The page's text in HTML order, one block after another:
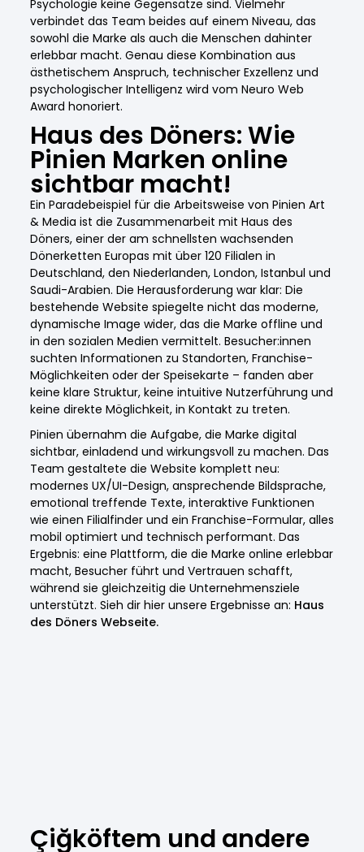
Psychologie keine Gegensätze sind. Vielmehr
verbindet das Team beides auf einem Niveau, das
sowohl die Marke als auch die Menschen dahinter
erlebbar macht. Genau diese Kombination aus
ästhetischem Anspruch, technischer Exzellenz und
psychologischer Intelligenz wird vom Neuro Web
Award honoriert.
Haus des Döners: Wie
Pinien Marken online
sichtbar macht!
Ein Paradebeispiel für die Arbeitsweise von Pinien Art
& Media ist die Zusammenarbeit mit Haus des
Döners, einer der am schnellsten wachsenden
Dönerketten Europas mit über 120 Filialen in
Deutschland, den Niederlanden, London, Istanbul und
Saudi-Arabien. Die Herausforderung war klar: Die
bestehende Website spiegelte nicht das moderne,
dynamische Image wider, das die Marke offline und
in den sozialen Medien vermittelt. Besucher:innen
suchten Informationen zu Standorten, Franchise-
Möglichkeiten oder der Speisekarte – fanden aber
keine klare Struktur, keine intuitive Nutzerführung und
keine direkte Möglichkeit, in Kontakt zu treten.
Pinien übernahm die Aufgabe, die Marke digital
sichtbar, einladend und wirkungsvoll zu machen. Das
Team gestaltete die Website komplett neu:
modernes UX/UI-Design, ansprechende Bildsprache,
emotional treffende Texte, interaktive Funktionen
wie einen Filialfinder und ein Franchise-Formular, alles
mobil optimiert und technisch performant. Das
Ergebnis: eine Plattform, die die Marke online erlebbar
macht, Besucher führt und Vertrauen schafft,
während sie gleichzeitig die Unternehmensziele
unterstützt. Sieh dir hier unsere Ergebnisse an: Haus
des Döners Webseite.
Çiğköftem und andere